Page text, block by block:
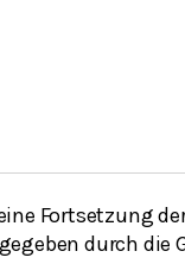
Fortsetzung
durch die